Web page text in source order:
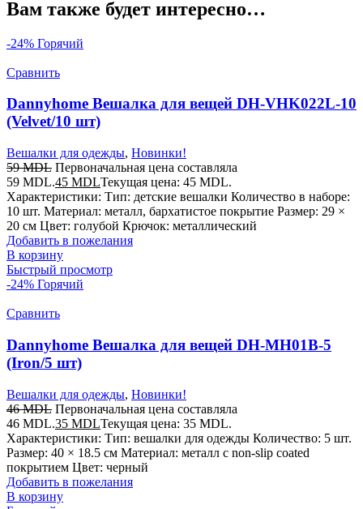
Вам также будет интересно…
-24% Горячий
Сравнить
Dannyhome Вешалка для вещей DH-VHK022L-10
(Velvet/10 шт)
Вешалки для одежды, Новинки!
59MDL Первоначальная цена составляла
59 MDL.45 MDLТекущая цена: 45 MDL.
Характеристики: Тип: детские вешалки Количество в наборе:
10 шт. Материал: металл, бархатистое покрытие Размер: 29 ×
20 см Цвет: голубой Крючок: металлический
Добавить в пожелания
В корзину
Быстрый просмотр
-24% Горячий
Сравнить
Dannyhome Вешалка для вещей DH-MH01B-5
(Iron/5 шт)
Вешалки для одежды, Новинки!
46MDL Первоначальная цена составляла
46 MDL.35 MDLТекущая цена: 35 MDL.
Характеристики: Тип: вешалки для одежды Количество: 5 шт.
Размер: 40 × 18.5 см Материал: металл с non-slip coated
покрытием Цвет: черный
Добавить в пожелания
В корзину